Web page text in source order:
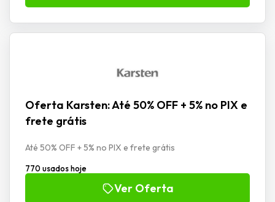
Oferta Karsten: Até 50% OFF + 5% no PIX e
frete grátis
Até 50% OFF + 5% no PIX e frete grátis
770 usados hoje
Ver Oferta